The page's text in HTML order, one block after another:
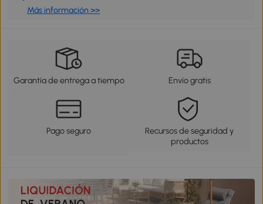
Más información >>
Garantía de entrega a tiempo Envío gratis
Pago seguro
Recursos de seguridad y
productos